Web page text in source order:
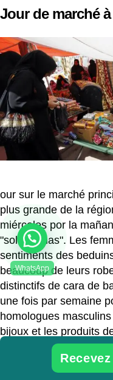
Jour de marché
our sur le marché
plus grande de la
miércoles por la
"solo damas". Les
sentiments des
beaucoup de leurs
distinctifs de cara de
une fois par semaine
homologues
bijoux et les produits
occupée dans le
colorée de produits